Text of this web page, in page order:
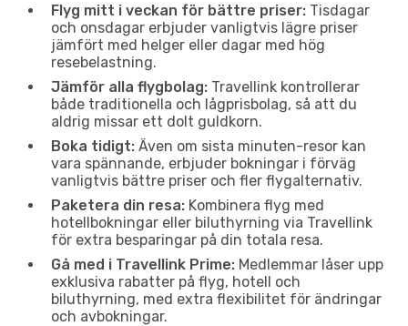
Flyg mitt i veckan för bättre priser: Tisdagar
och onsdagar erbjuder vanligtvis lägre priser
jämfört med helger eller dagar med hög
resebelastning.
Jämför alla flygbolag: Travellink kontrollerar
både traditionella och lågprisbolag, så att du
aldrig missar ett dolt guldkorn.
Boka tidigt: Även om sista minuten-resor kan
vara spännande, erbjuder bokningar i förväg
vanligtvis bättre priser och fler flygalternativ.
Paketera din resa: Kombinera flyg med
hotellbokningar eller biluthyrning via Travellink
för extra besparingar på din totala resa.
Gå med i Travellink Prime: Medlemmar låser upp
exklusiva rabatter på flyg, hotell och
biluthyrning, med extra flexibilitet för ändringar
och avbokningar.